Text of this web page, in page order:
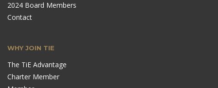
2024 Board Members
Contact
WHY JOIN TIE
The TiE Advantage
Charter Member